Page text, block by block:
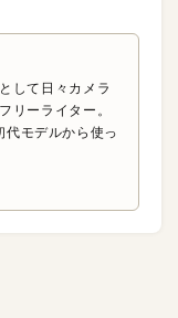
して日々カメラ
リーライター。
モデルから使っ